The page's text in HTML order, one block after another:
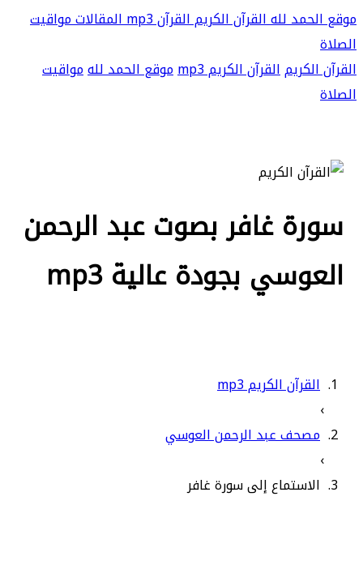
موقع الحمد للهالقرآن الكريمالقرآن mp3 المقالاتمواقيت
الصلاة
القرآن الكريمالقرآن الكريم mp3 موقع الحمد للهمواقيت
الصلاة
سورة غافر بصوت عبد الرحمن
العوسي بجودة عالية mp3
القرآن الكريم mp3
›
مصحف عبد الرحمن العوسي
›
الاستماع إلى سورة غافر